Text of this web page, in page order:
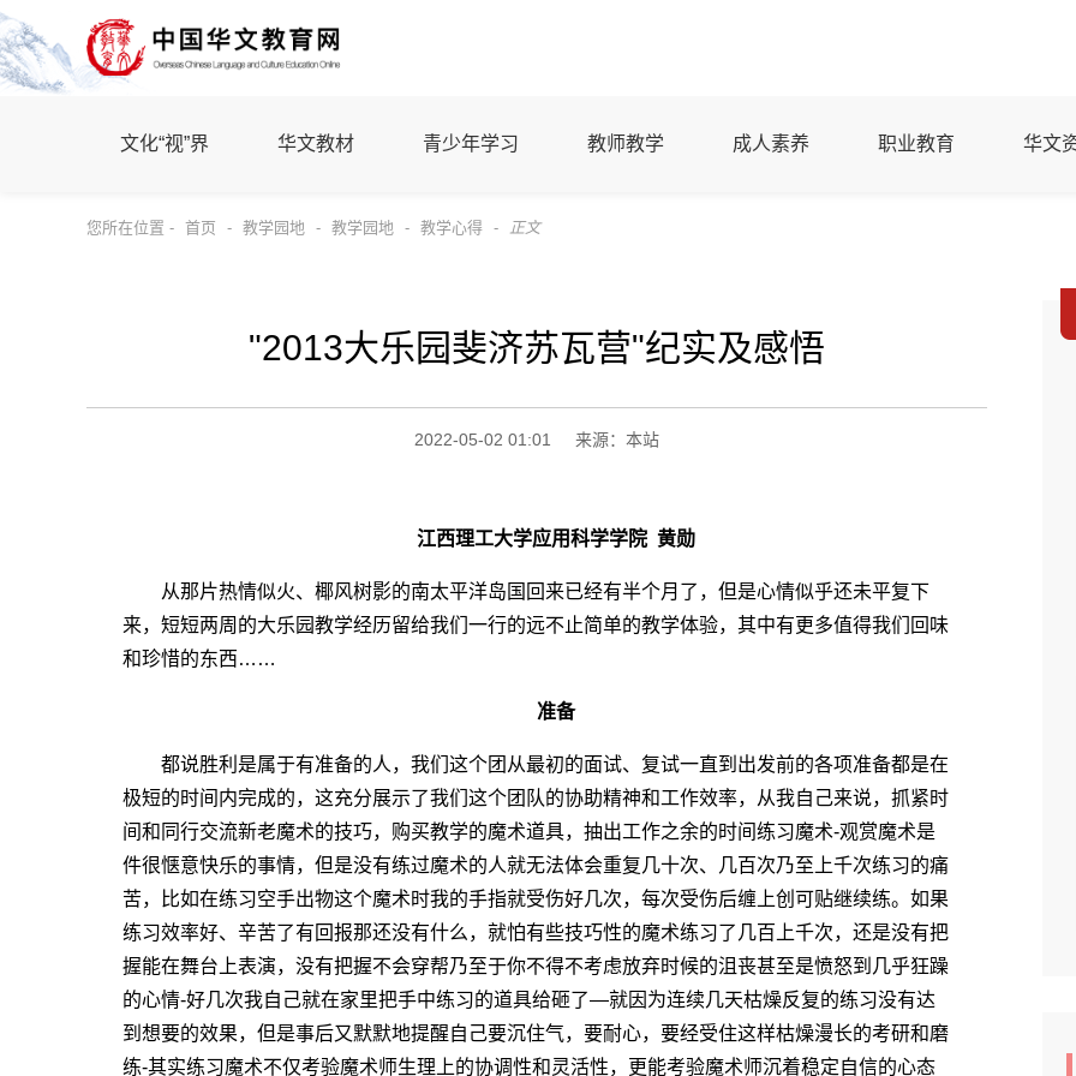
文化“视”界 华文教材 青少年学习 教师教学 成人素养 职业教育 华文
您所在位置 - 首页 - 教学园地 - 教学园地 - 教学心得 - 正文
"2013大乐园斐济苏瓦营"纪实及感悟
2022-05-02 01:01 来源：本站
江西理工大学应用科学学院 黄勋
从那片热情似火、椰风树影的南太平洋岛国回来已经有半个月了，但是心情似乎还未平复下
来，短短两周的大乐园教学经历留给我们一行的远不止简单的教学体验，其中有更多值得我们回味
和珍惜的东西……
准备
都说胜利是属于有准备的人，我们这个团从最初的面试、复试一直到出发前的各项准备都是在
极短的时间内完成的，这充分展示了我们这个团队的协助精神和工作效率，从我自己来说，抓紧时
间和同行交流新老魔术的技巧，购买教学的魔术道具，抽出工作之余的时间练习魔术-观赏魔术是
件很惬意快乐的事情，但是没有练过魔术的人就无法体会重复几十次、几百次乃至上千次练习的痛
苦，比如在练习空手出物这个魔术时我的手指就受伤好几次，每次受伤后缠上创可贴继续练。如果
练习效率好、辛苦了有回报那还没有什么，就怕有些技巧性的魔术练习了几百上千次，还是没有把
握能在舞台上表演，没有把握不会穿帮乃至于你不得不考虑放弃时候的沮丧甚至是愤怒到几乎狂躁
的心情-好几次我自己就在家里把手中练习的道具给砸了―就因为连续几天枯燥反复的练习没有达
到想要的效果，但是事后又默默地提醒自己要沉住气，要耐心，要经受住这样枯燥漫长的考研和磨
练-其实练习魔术不仅考验魔术师生理上的协调性和灵活性，更能考验魔术师沉着稳定自信的心态